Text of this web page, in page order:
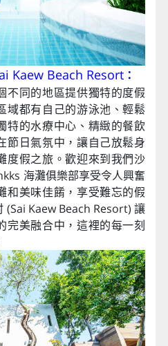
Kaew Beach Resort：
不同的地區提供獨特的度假
域都有自己的游泳池、輕鬆
特的水療中心、精緻的餐飲
節日氣氛中，讓自己放鬆身
度假之旅。歡迎來到我們沙
海灘俱樂部享受令人興奮
和美味佳餚，享受難忘的假
(Sai Kaew Beach Resort) 讓
完美融合中，這裡的每一刻